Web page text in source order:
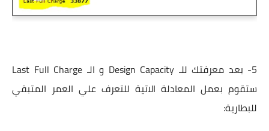
5- بعد معرفتك للـ Design Capacity و الـ Last Full Charge
ستقوم بعمل المعادلة الاتية للتعرف علي العمر المتبقي
للبطارية: